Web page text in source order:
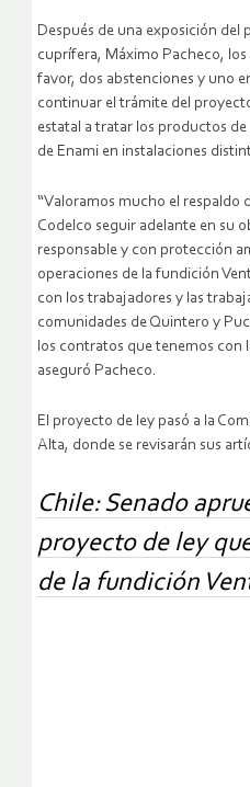
Después de una exposición del
cuprífera, Máximo Pacheco,
favor, dos abstenciones y uno
continuar el trámite del
estatal a tratar los productos
de Enami en instalaciones
“Valoramos mucho el respaldo
Codelco seguir adelante en su
responsable y con protección
operaciones de la fundición
con los trabajadores y las
comunidades de Quintero y
los contratos que tenemos con
aseguró Pacheco.
El proyecto de ley pasó a la
Alta, donde se revisarán sus
Chile: Senado
proyecto de ley
de la fundición